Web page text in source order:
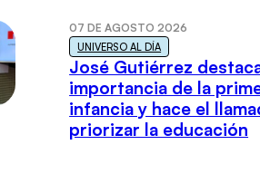
07 DE AGOSTO 2026
UNIVERSO AL DÍA
José Gutiérrez
importancia de la
infancia y hace el
priorizar la educación